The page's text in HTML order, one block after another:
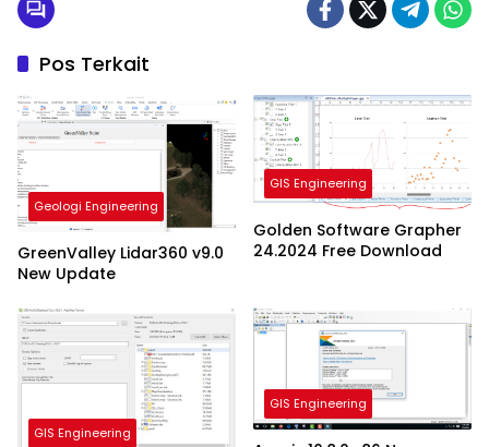
Pos Terkait
Geologi Engineering
GreenValley Lidar360 v9.0
New Update
GIS Engineering
Golden Software Grapher
24.2024 Free Download
GIS Engineering
GIS Engineering